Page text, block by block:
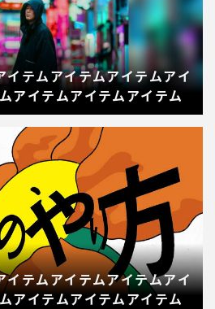
イテムアイテムアイテムアイ
アイテムアイテムアイテム
イテムアイテムアイテムアイ
アイテムアイテムアイテム